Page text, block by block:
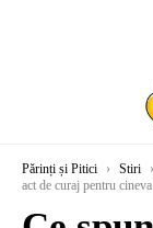
Părinți și Pitici › Stiri ›
act de curaj pentru